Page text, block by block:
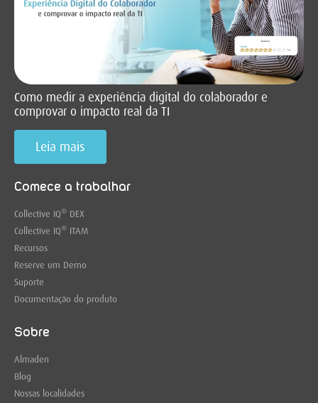
Comece a trabalhar
Collective IQ® DEX
Collective IQ® ITAM
Recursos
Reserve um Demo
Suporte
Documentação do produto
Sobre
Almaden
Blog
Nossas localidades
Como medir a experiência digital do colaborador e
comprovar o impacto real da TI
Leia mais